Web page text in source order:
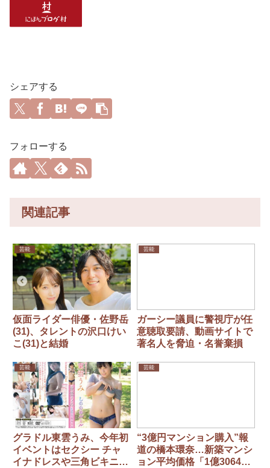
シェアする
フォローする
関連記事
芸能
仮面ライダー俳優・佐野岳
(31)、タレントの沢口けい
こ(31)と結婚
芸能
ガーシー議員に警視庁が任
意聴取要請、動画サイトで
著名人を脅迫・名誉棄損
芸能
グラドル東雲うみ、今年初
イベントはセクシー チャ
イナドレスや三角ビキニ姿
芸能
“3億円マンション購入”報
道の橋本環奈…新築マンシ
ョン平均価格「1億3064万